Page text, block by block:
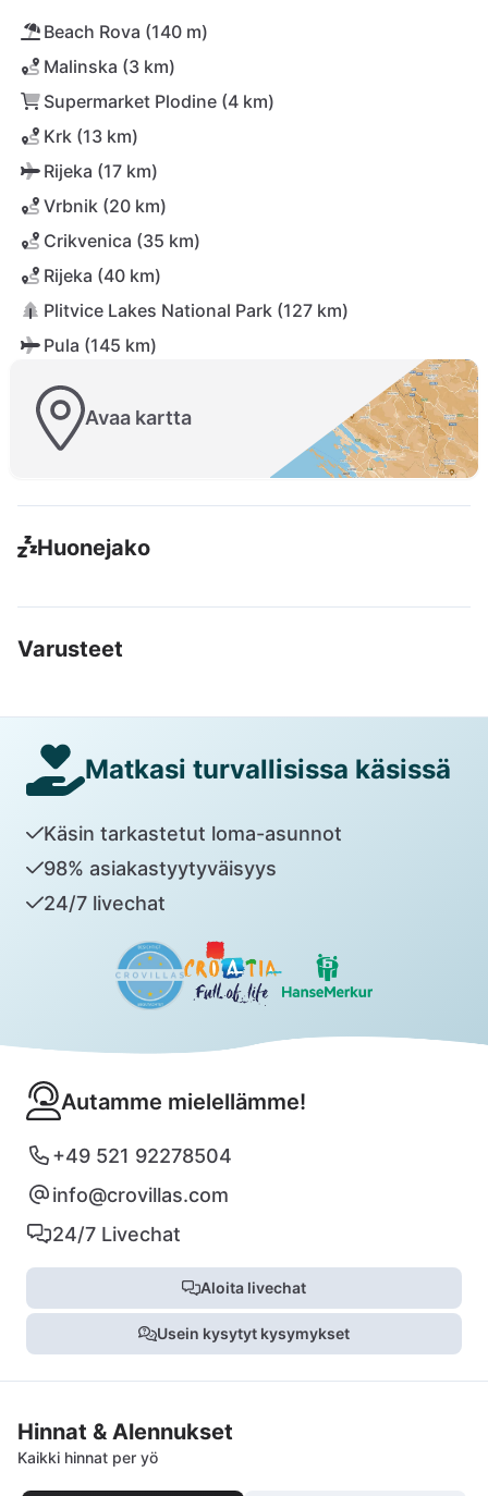
Beach Rova (140 m)
Malinska (3 km)
Supermarket Plodine (4 km)
Krk (13 km)
Rijeka (17 km)
Vrbnik (20 km)
Crikvenica (35 km)
Rijeka (40 km)
Plitvice Lakes National Park (127 km)
Pula (145 km)
Avaa kartta
Huonejako
Varusteet
Matkasi turvallisissa käsissä
Käsin tarkastetut loma-asunnot
98% asiakastyytyväisyys
24/7 livechat
Autamme mielellämme!
+49 521 92278504
info@crovillas.com
24/7 Livechat
Aloita livechat
Usein kysytyt kysymykset
Hinnat & Alennukset
Kaikki hinnat per yö